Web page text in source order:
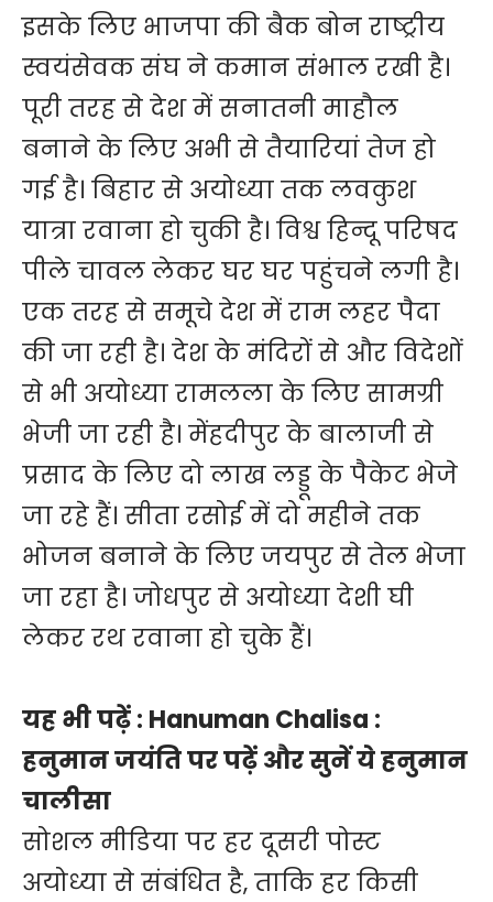
इसके लिए भाजपा की बैक बोन राष्ट्रीय
स्वयंसेवक संघ ने कमान संभाल रखी है।
पूरी तरह से देश में सनातनी माहौल
बनाने के लिए अभी से तैयारियां तेज हो
गई है। बिहार से अयोध्या तक लवकुश
यात्रा रवाना हो चुकी है। विश्व हिन्दू परिषद
पीले चावल लेकर घर घर पहुंचने लगी है।
एक तरह से समूचे देश में राम लहर पैदा
की जा रही है। देश के मंदिरों से और विदेशों
से भी अयोध्या रामलला के लिए सामग्री
भेजी जा रही है। मेंहदीपुर के बालाजी से
प्रसाद के लिए दो लाख लड्डू के पैकेट भेजे
जा रहे हैं। सीता रसोई में दो महीने तक
भोजन बनाने के लिए जयपुर से तेल भेजा
जा रहा है। जोधपुर से अयोध्या देशी घी
लेकर रथ रवाना हो चुके हैं।
यह भी पढ़ें : Hanuman Chalisa :
हनुमान जयंति पर पढ़ें और सुनें ये हनुमान
चालीसा
सोशल मीडिया पर हर दूसरी पोस्ट
अयोध्या से संबंधित है, ताकि हर किसी